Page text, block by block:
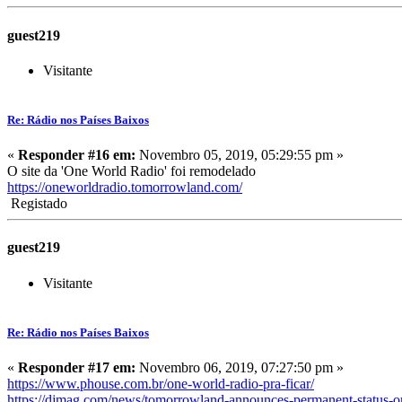
guest219
Visitante
Re: Rádio nos Países Baixos
« Responder #16 em: Novembro 05, 2019, 05:29:55 pm »
O site da 'One World Radio' foi remodelado
https://oneworldradio.tomorrowland.com/
Registado
guest219
Visitante
Re: Rádio nos Países Baixos
« Responder #17 em: Novembro 06, 2019, 07:27:50 pm »
https://www.phouse.com.br/one-world-radio-pra-ficar/